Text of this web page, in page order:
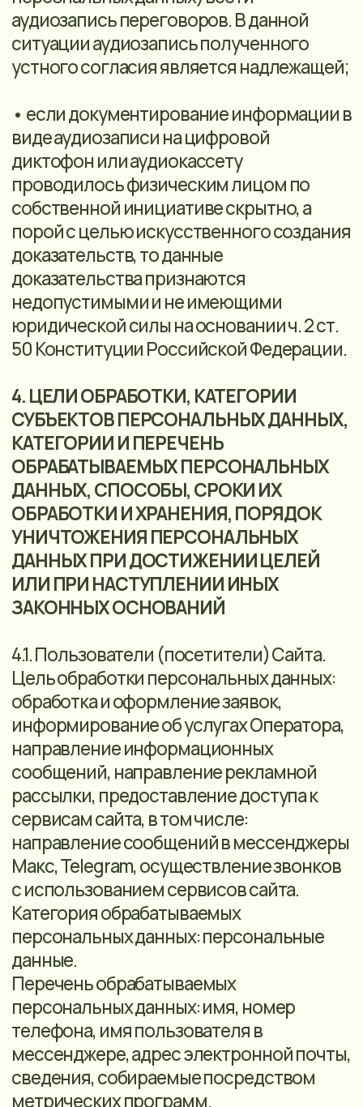
5. ОСНОВНЫЕ ПРАВА СУБЪЕКТОВ
ПЕРСОНАЛЬНЫХ ДАННЫХ
Субъекты персональных данных имеют
5.1. полную информацию об их
персональных данных, обрабатываемых
Оператором;
5.2. доступ к своим персональным
данным, включая право на получение
копии любой записи, содержащей их
персональные данные, за исключением
случаев, предусмотренных
законодательством Российской
Федерации;
5.3. уточнение своих персональных
данных, их блокирование или
уничтожение в случае, если
неполными, устаревшими, неточными,
незаконно полученными или не
являются необходимыми для
заявленной цели обработки;
5.4. отзыв согласия на обработку
персональных данных;
5.5. принятие предусмотренных законом
мер по защите своих прав;
5.6. обжалование действия или
бездействия Оператора,
осуществляемого с нарушением
Российской Федерации в области
персональных данных, в
уполномоченный орган по защите прав
субъектов персональных данных или в
суд;
5.7. осуществление иных прав,
предусмотренных законодательством
Российской Федерации.
6. ОТЗЫВ СОГЛАСИЯ НА ОБРАБОТКУ
ПЕРСОНАЛЬНЫХ ДАННЫХ
Согласие на обработку (в том числе
распространение) персональных
данных может быть отозвано
пользователями или их
представителями путем направления
заявления Оператору в письменной
форме на адрес электронной почты:
quick.house.nsk54@gmail.comили по
почтовому адресу: 630007,
НОВОСИБИРСКАЯ ОБЛАСТЬ,
НОВОСИБИРСК Г, ПРИСТАНСКИЙ ПЕР, Д.
5, ОФИС 12
В случае отзыва согласия на обработку
персональных данных оператор вправе
продолжить обработку персональных